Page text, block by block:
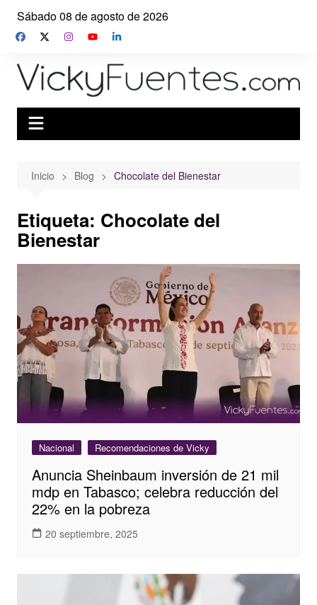
Saltar
contenido
Sábado 08 de agosto de 2026
Inicio Blog Chocolate del Bienestar
Etiqueta: Chocolate del
Bienestar
Nacional Recomendaciones de Vicky
Anuncia Sheinbaum inversión de 21 mil
mdp en Tabasco; celebra reducción del
22% en la pobreza
20 septiembre, 2025